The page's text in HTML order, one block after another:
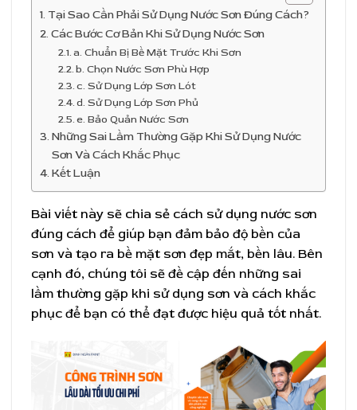
Tại Sao Cần Phải Sử Dụng Nước Sơn Đúng Cách?
Các Bước Cơ Bản Khi Sử Dụng Nước Sơn
a. Chuẩn Bị Bề Mặt Trước Khi Sơn
b. Chọn Nước Sơn Phù Hợp
c. Sử Dụng Lớp Sơn Lót
d. Sử Dụng Lớp Sơn Phủ
e. Bảo Quản Nước Sơn
Những Sai Lầm Thường Gặp Khi Sử Dụng Nước
Sơn Và Cách Khắc Phục
Kết Luận
Bài viết này sẽ chia sẻ cách sử dụng nước sơn
đúng cách để giúp bạn đảm bảo độ bền của
sơn và tạo ra bề mặt sơn đẹp mắt, bền lâu. Bên
cạnh đó, chúng tôi sẽ đề cập đến những sai
lầm thường gặp khi sử dụng sơn và cách khắc
phục để bạn có thể đạt được hiệu quả tốt nhất.